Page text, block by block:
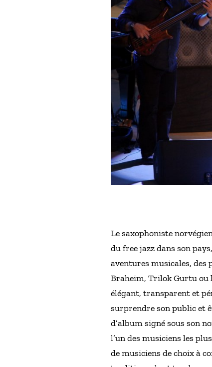
Le saxophoniste
du free jazz dans son
aventures musicales, des
Braheim, Trilok Gurtu ou
élégant, transparent et
surprendre son public et
d’album signé sous son
l’un des musiciens les
de musiciens de choix à